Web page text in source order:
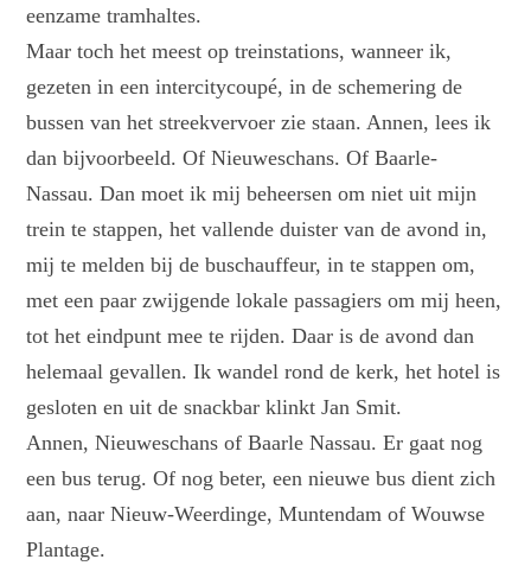
eenzame tramhaltes.
Maar toch het meest op treinstations, wanneer ik,
gezeten in een intercitycoupé, in de schemering de
bussen van het streekvervoer zie staan. Annen, lees ik
dan bijvoorbeeld. Of Nieuweschans. Of Baarle-
Nassau. Dan moet ik mij beheersen om niet uit mijn
trein te stappen, het vallende duister van de avond in,
mij te melden bij de buschauffeur, in te stappen om,
met een paar zwijgende lokale passagiers om mij heen,
tot het eindpunt mee te rijden. Daar is de avond dan
helemaal gevallen. Ik wandel rond de kerk, het hotel is
gesloten en uit de snackbar klinkt Jan Smit.
Annen, Nieuweschans of Baarle Nassau. Er gaat nog
een bus terug. Of nog beter, een nieuwe bus dient zich
aan, naar Nieuw-Weerdinge, Muntendam of Wouwse
Plantage.